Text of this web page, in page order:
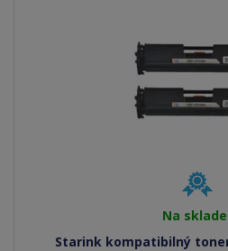
Na sklade
Starink kompatibilný toner